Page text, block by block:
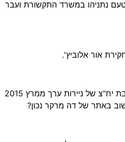
נתניהו במשרד התקשורת ועבר
באתר של דה מרקר נכון?